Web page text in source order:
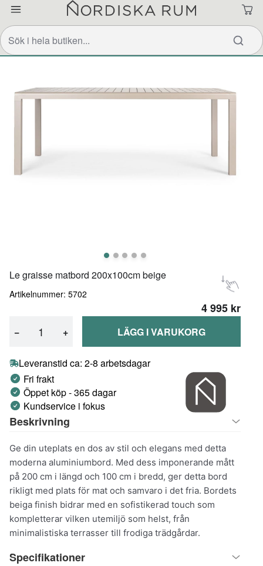
Le graisse matbord 200x100cm beige
Artikelnummer: 5702
4 995 kr
− + LÄGG I VARUKORG
Leveranstid ca: 2-8 arbetsdagar
Fri frakt
Öppet köp - 365 dagar
Kundservice i fokus
Beskrivning
Ge din uteplats en dos av stil och elegans med detta
moderna aluminiumbord. Med dess imponerande mått
på 200 cm i längd och 100 cm i bredd, ger detta bord
rikligt med plats för mat och samvaro i det fria. Bordets
beiga finish bidrar med en sofistikerad touch som
kompletterar vilken utemiljö som helst, från
minimalistiska terrasser till frodiga trädgårdar.
Specifikationer